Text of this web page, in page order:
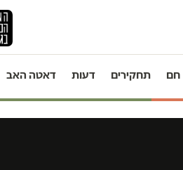
חם תחקירים דעות דאטה האב